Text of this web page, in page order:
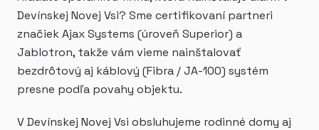
Devínskej Novej Vsi? Sme certifikovaní partneri
značiek Ajax Systems (úroveň Superior) a
Jablotron, takže vám vieme nainštalovať
bezdrôtový aj káblový (Fibra / JA-100) systém
presne podľa povahy objektu.
V Devínskej Novej Vsi obsluhujeme rodinné domy aj